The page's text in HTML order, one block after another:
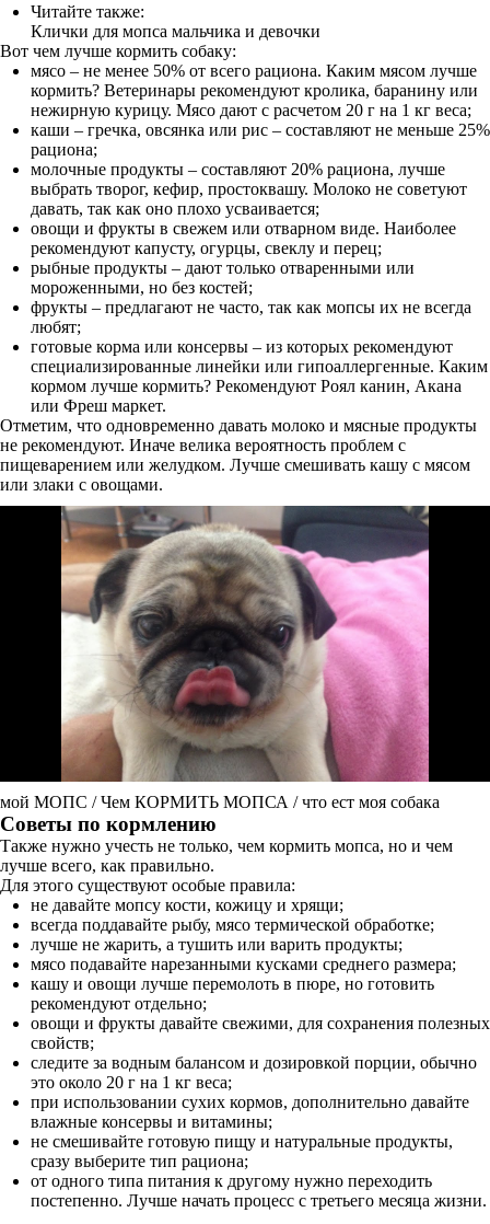
Читайте также:
Клички для мопса мальчика и девочки
Вот чем лучше кормить собаку:
мясо – не менее 50% от всего рациона. Каким мясом лучше
кормить? Ветеринары рекомендуют кролика, баранину или
нежирную курицу. Мясо дают с расчетом 20 г на 1 кг веса;
каши – гречка, овсянка или рис – составляют не меньше 25%
рациона;
молочные продукты – составляют 20% рациона, лучше
выбрать творог, кефир, простоквашу. Молоко не советуют
давать, так как оно плохо усваивается;
овощи и фрукты в свежем или отварном виде. Наиболее
рекомендуют капусту, огурцы, свеклу и перец;
рыбные продукты – дают только отваренными или
мороженными, но без костей;
фрукты – предлагают не часто, так как мопсы их не всегда
любят;
готовые корма или консервы – из которых рекомендуют
специализированные линейки или гипоаллергенные. Каким
кормом лучше кормить? Рекомендуют Роял канин, Акана
или Фреш маркет.
Отметим, что одновременно давать молоко и мясные продукты
не рекомендуют. Иначе велика вероятность проблем с
пищеварением или желудком. Лучше смешивать кашу с мясом
или злаки с овощами.
мой МОПС / Чем КОРМИТЬ МОПСА / что ест моя собака
Советы по кормлению
Также нужно учесть не только, чем кормить мопса, но и чем
лучше всего, как правильно.
Для этого существуют особые правила:
не давайте мопсу кости, кожицу и хрящи;
всегда поддавайте рыбу, мясо термической обработке;
лучше не жарить, а тушить или варить продукты;
мясо подавайте нарезанными кусками среднего размера;
кашу и овощи лучше перемолоть в пюре, но готовить
рекомендуют отдельно;
овощи и фрукты давайте свежими, для сохранения полезных
свойств;
следите за водным балансом и дозировкой порции, обычно
это около 20 г на 1 кг веса;
при использовании сухих кормов, дополнительно давайте
влажные консервы и витамины;
не смешивайте готовую пищу и натуральные продукты,
сразу выберите тип рациона;
от одного типа питания к другому нужно переходить
постепенно. Лучше начать процесс с третьего месяца жизни.